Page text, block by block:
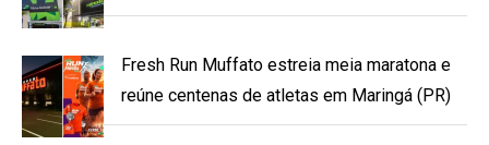
Fresh Run Muffato estreia meia maratona e
reúne centenas de atletas em Maringá (PR)